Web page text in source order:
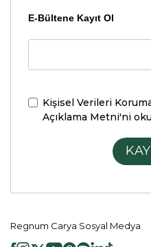
E-Bültene Kayıt Ol
Kişisel Verileri
Açıklama Metni'ni
Regnum Carya Sosyal Medya